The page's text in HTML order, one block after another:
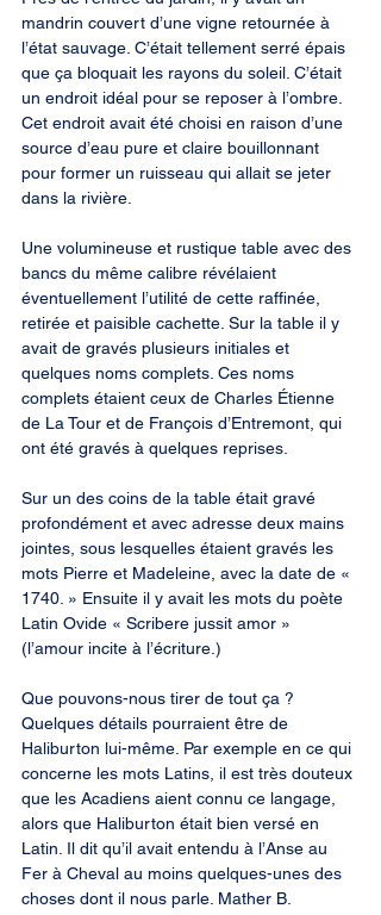
mandrin couvert d’une vigne retournée à
l’état sauvage. C’était tellement serré épais
que ça bloquait les rayons du soleil. C’était
un endroit idéal pour se reposer à l’ombre.
Cet endroit avait été choisi en raison d’une
source d’eau pure et claire bouillonnant
pour former un ruisseau qui allait se jeter
dans la rivière.
Une volumineuse et rustique table avec des
bancs du même calibre révélaient
éventuellement l’utilité de cette raffinée,
retirée et paisible cachette. Sur la table il y
avait de gravés plusieurs initiales et
quelques noms complets. Ces noms
complets étaient ceux de Charles Étienne
de La Tour et de François d’Entremont, qui
ont été gravés à quelques reprises.
Sur un des coins de la table était gravé
profondément et avec adresse deux mains
jointes, sous lesquelles étaient gravés les
mots Pierre et Madeleine, avec la date de «
1740. » Ensuite il y avait les mots du poète
Latin Ovide « Scribere jussit amor »
(l’amour incite à l’écriture.)
Que pouvons-nous tirer de tout ça ?
Quelques détails pourraient être de
Haliburton lui-même. Par exemple en ce qui
concerne les mots Latins, il est très douteux
que les Acadiens aient connu ce langage,
alors que Haliburton était bien versé en
Latin. Il dit qu’il avait entendu à l’Anse au
Fer à Cheval au moins quelques-unes des
choses dont il nous parle. Mather B.